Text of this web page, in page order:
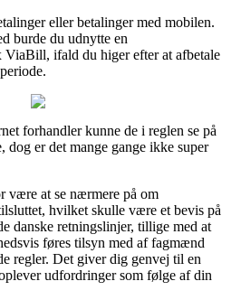
eller betalinger med mobilen.
burde du udnytte en
ViaBill, ifald du higer efter at afbetale
forhandler kunne de i reglen se på
dog er det mange gange ikke super
være at se nærmere på om
hvilket skulle være et bevis på
danske retningslinjer, tillige med at
føres tilsyn med af fagmænd
regler. Det giver dig genvej til en
udfordringer som følge af din